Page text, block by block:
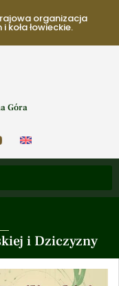
organizacja
łowieckie.
Góra
i Dziczyzny